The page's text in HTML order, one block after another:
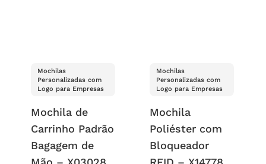
Mochilas
Personalizadas com
Logo para Empresas
Mochila de
Carrinho Padrão
Bagagem de
Mochilas
Personalizadas com
Logo para Empresas
Mochila
Poliéster com
Bloqueador